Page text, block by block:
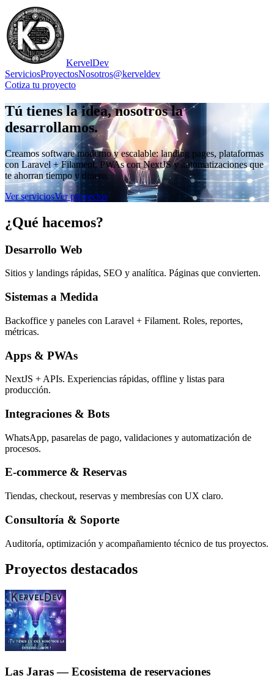
KervelDev
ServiciosProyectosNosotros@kerveldev
Cotiza tu proyecto
Tú tienes la idea, nosotros la
desarrollamos.
Creamos software moderno y escalable: landing pages, plataformas
con Laravel + Filament, PWAs con NextJS y automatizaciones que
te ahorran tiempo y dinero.
Ver serviciosVer proyectos
¿Qué hacemos?
Desarrollo Web
Sitios y landings rápidas, SEO y analítica. Páginas que convierten.
Sistemas a Medida
Backoffice y paneles con Laravel + Filament. Roles, reportes,
métricas.
Apps & PWAs
NextJS + APIs. Experiencias rápidas, offline y listas para
producción.
Integraciones & Bots
WhatsApp, pasarelas de pago, validaciones y automatización de
procesos.
E-commerce & Reservas
Tiendas, checkout, reservas y membresías con UX claro.
Consultoría & Soporte
Auditoría, optimización y acompañamiento técnico de tus proyectos.
Proyectos destacados
Las Jaras — Ecosistema de reservaciones